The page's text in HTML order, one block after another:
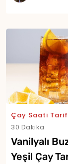
Çay Saati
30 Dakika
Vanilyalı
Yeşil Çay